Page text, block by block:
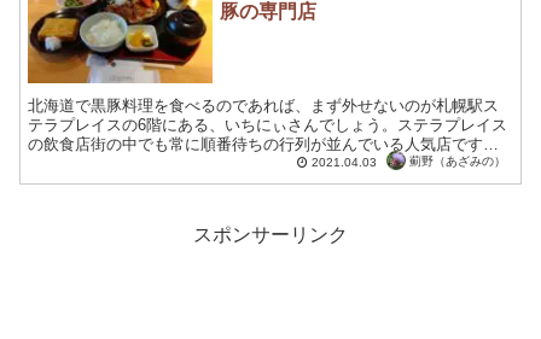
豚の専門店
北海道で黒豚料理を食べるのであれば、まず外せないのが札幌駅ス
テラプレイスの6階にある、いちにぃさんでしょう。ステラプレイス
の飲食店街の中でも常に順番待ちの行列が並んでいる人気店です。
鹿児島の名物料理などのメニューが揃っているのも特徴の一つで...
2021.04.03 薊野（あざみの）
スポンサーリンク